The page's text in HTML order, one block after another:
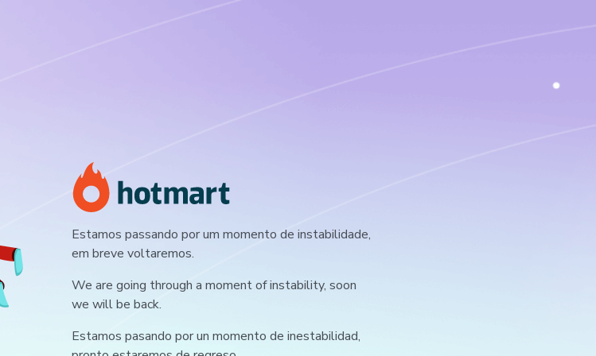
Estamos passando por um momento de instabilidade,
em breve voltaremos.
We are going through a moment of instability, soon
we will be back.
Estamos pasando por un momento de inestabilidad,